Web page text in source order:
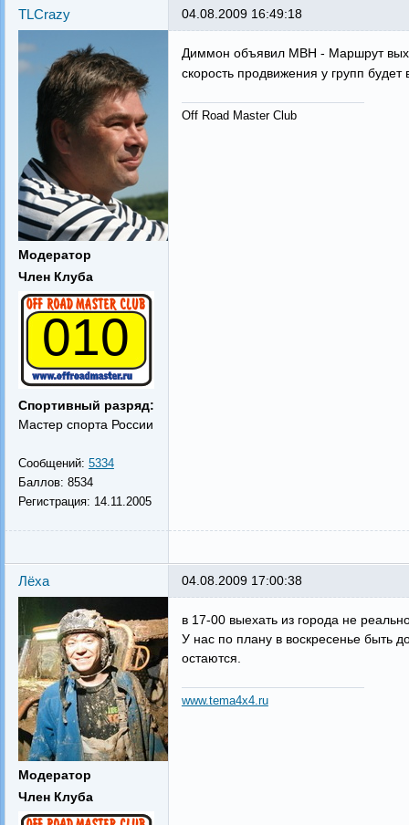
TLCrazy
Модератор
Член Клуба
010
Спортивный разряд:
Мастер спорта России
Сообщений: 5334
Баллов: 8534
Регистрация: 14.11.2005
04.08.2009 16:49:18
Диммон объявил МВН - Маршрут
скорость продвижения у групп
Off Road Master Club
Лёха
Модератор
Член Клуба
04.08.2009 17:00:38
в 17-00 выехать из города не
У нас по плану в воскресенье быть
остаются.
www.tema4x4.ru